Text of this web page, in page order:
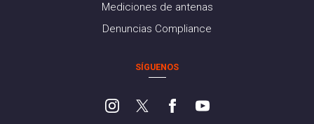
Mediciones de antenas
Denuncias Compliance
SÍGUENOS